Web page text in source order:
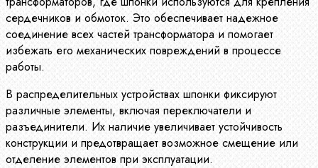
сердечников и обмоток. Это обеспечивает надежное
соединение всех частей трансформатора и помогает
избежать его механических повреждений в процессе
работы.
В распределительных устройствах шпонки фиксируют
различные элементы, включая переключатели и
разъединители. Их наличие увеличивает устойчивость
конструкции и предотвращает возможное смещение или
отделение элементов при эксплуатации.